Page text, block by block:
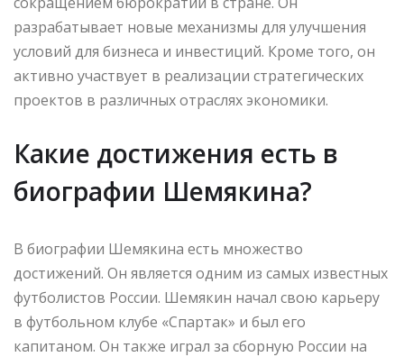
разрабатывает новые механизмы для улучшения
условий для бизнеса и инвестиций. Кроме того, он
активно участвует в реализации стратегических
проектов в различных отраслях экономики.
Какие достижения есть в
биографии Шемякина?
В биографии Шемякина есть множество
достижений. Он является одним из самых известных
футболистов России. Шемякин начал свою карьеру
в футбольном клубе «Спартак» и был его
капитаном. Он также играл за сборную России на